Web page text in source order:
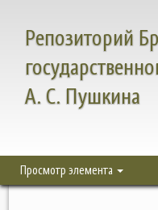
Репозиторий
А. С. Пушкина
Просмотр элемента